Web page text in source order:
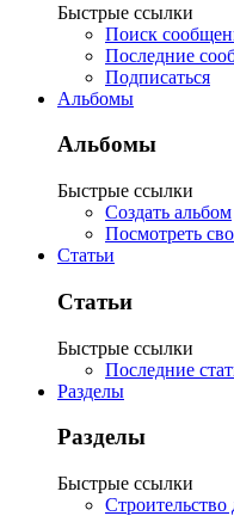
Быстрые ссылки
Поиск
Последние
Подписаться
Альбомы
Альбомы
Быстрые ссылки
Создать альбом
Посмотреть
Статьи
Статьи
Быстрые ссылки
Последние
Разделы
Разделы
Быстрые ссылки